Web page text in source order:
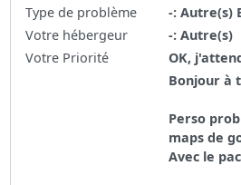
Type de problème
-: Autre(s)
Votre hébergeur
-: Autre(s)
Votre Priorité
OK,
Bonjour à
Perso
maps de
Avec le